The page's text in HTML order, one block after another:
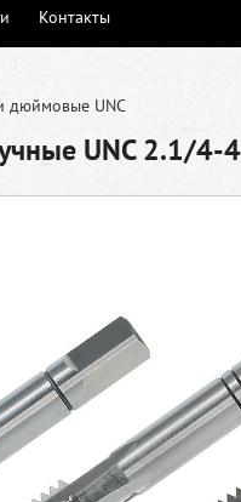
Контакты
дюймовые UNC
UNC 2.1/4-